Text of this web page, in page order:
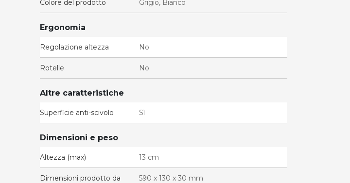
Colore del prodotto Grigio, Bianco
Ergonomia
Regolazione altezza No
Rotelle No
Altre caratteristiche
Superficie anti-scivolo Sì
Dimensioni e peso
Altezza (max) 13 cm
Dimensioni prodotto da
590 x 130 x 30 mm